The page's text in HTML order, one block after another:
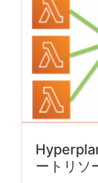
ートリソ